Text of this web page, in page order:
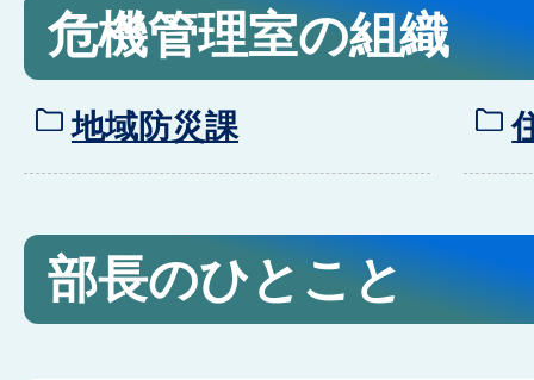
危機管理室の組織
地域防災課
部長のひとこと